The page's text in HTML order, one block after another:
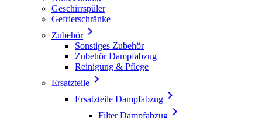
Geschirrspüler
Gefrierschränke
Zubehör
Sonstiges Zubehör
Zubehör Dampfabzug
Reinigung & Pflege
Ersatzteile 
Ersatzteile Dampfabzug 
Filter Dampfabzug 